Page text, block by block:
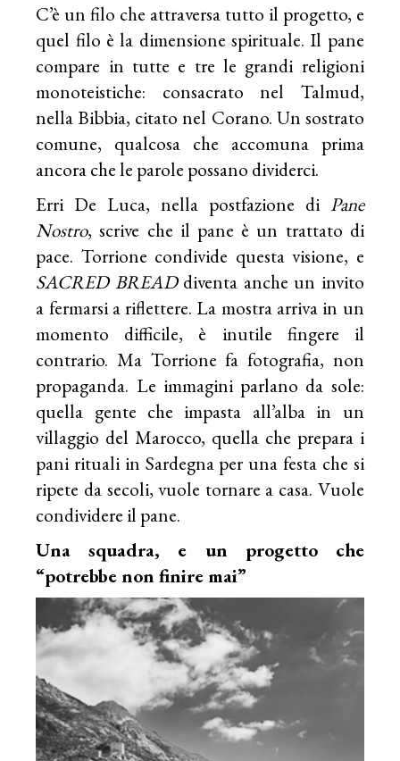
C’è un filo che attraversa tutto il progetto, e
quel filo è la dimensione spirituale. Il pane
compare in tutte e tre le grandi religioni
monoteistiche: consacrato nel Talmud,
nella Bibbia, citato nel Corano. Un sostrato
comune, qualcosa che accomuna prima
ancora che le parole possano dividerci.
Erri De Luca, nella postfazione di Pane
Nostro, scrive che il pane è un trattato di
pace. Torrione condivide questa visione, e
SACRED BREADdiventa anche un invito
a fermarsi a riflettere. La mostra arriva in un
momento difficile, è inutile fingere il
contrario. Ma Torrione fa fotografia, non
propaganda. Le immagini parlano da sole:
quella gente che impasta all’alba in un
villaggio del Marocco, quella che prepara i
pani rituali in Sardegna per una festa che si
ripete da secoli, vuole tornare a casa. Vuole
condividere il pane.
Una squadra, e un progetto che
“potrebbe non finire mai”